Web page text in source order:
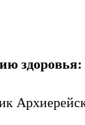
здоровья: